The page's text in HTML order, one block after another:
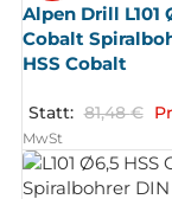
Alpen Drill L101
Cobalt
HSS Cobalt
Statt: 81,48€
MwSt